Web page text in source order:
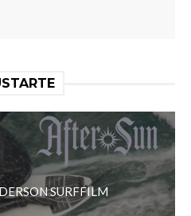
SURFFILM